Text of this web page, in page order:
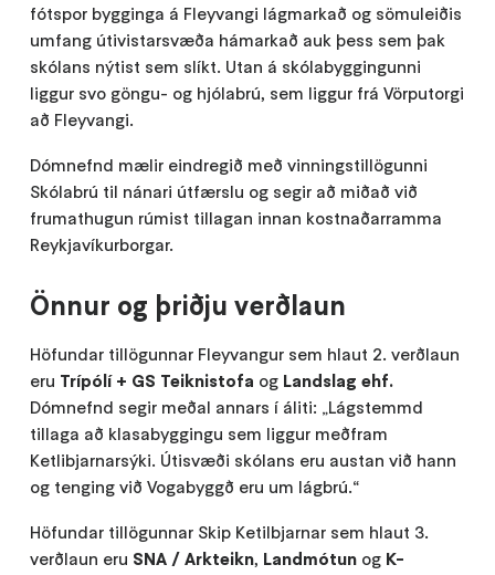
fótspor bygginga á Fleyvangi lágmarkað og sömuleiðis
umfang útivistarsvæða hámarkað auk þess sem þak
skólans nýtist sem slíkt. Utan á skólabyggingunni
liggur svo göngu- og hjólabrú, sem liggur frá Vörputorgi
að Fleyvangi.
Dómnefnd mælir eindregið með vinningstillögunni
Skólabrú til nánari útfærslu og segir að miðað við
frumathugun rúmist tillagan innan kostnaðarramma
Reykjavíkurborgar.
Önnur og þriðju verðlaun
Höfundar tillögunnar Fleyvangur sem hlaut 2. verðlaun
eru Trípólí + GS Teiknistofa og Landslag ehf.
Dómnefnd segir meðal annars í áliti: „Lágstemmd
tillaga að klasabyggingu sem liggur meðfram
Ketlibjarnarsýki. Útisvæði skólans eru austan við hann
og tenging við Vogabyggð eru um lágbrú.“
Höfundar tillögunnar Skip Ketilbjarnar sem hlaut 3.
verðlaun eru SNA / Arkteikn, Landmótun og K-